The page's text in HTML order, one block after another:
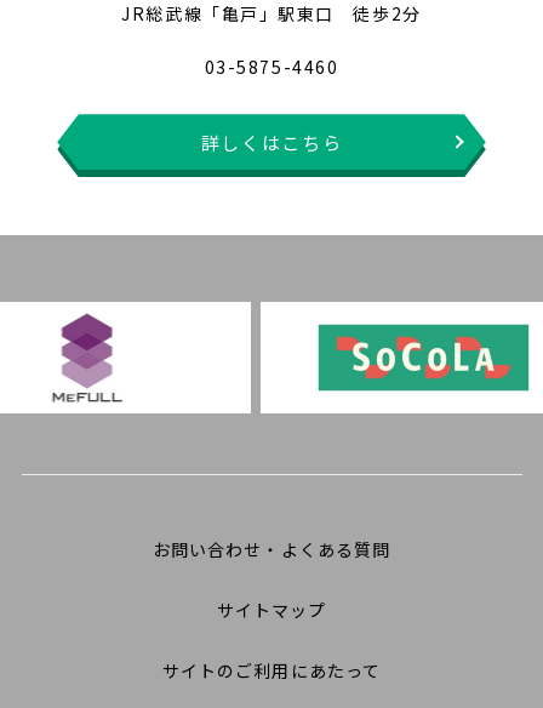
JR総武線「亀戸」駅東口 徒歩2分
03-5875-4460
詳しくはこちら
お問い合わせ・よくある質問
サイトマップ
サイトのご利用にあたって